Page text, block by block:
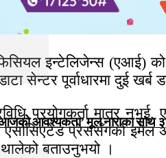
आजको आवश्यकता’ मूल नाराका
इन्टेलिजेन्स (एआई) को
सेन्टर पूर्वाधारमा दुई
प्रयोगकर्ता मात्र
एसोसिएटेड प्रेससँगको इमेल
बताउनुभयो ।